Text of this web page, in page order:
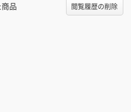
品 閲覧履歴の削除